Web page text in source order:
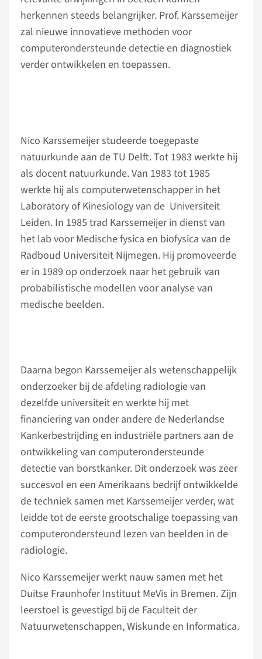
herkennen steeds belangrijker. Prof. Karssemeijer
zal nieuwe innovatieve methoden voor
computerondersteunde detectie en diagnostiek
verder ontwikkelen en toepassen.
Nico Karssemeijer studeerde toegepaste
natuurkunde aan de TU Delft. Tot 1983 werkte hij
als docent natuurkunde. Van 1983 tot 1985
werkte hij als computerwetenschapper in het
Laboratory of Kinesiology van de Universiteit
Leiden. In 1985 trad Karssemeijer in dienst van
het lab voor Medische fysica en biofysica van de
Radboud Universiteit Nijmegen. Hij promoveerde
er in 1989 op onderzoek naar het gebruik van
probabilistische modellen voor analyse van
medische beelden.
Daarna begon Karssemeijer als wetenschappelijk
onderzoeker bij de afdeling radiologie van
dezelfde universiteit en werkte hij met
financiering van onder andere de Nederlandse
Kankerbestrijding en industriële partners aan de
ontwikkeling van computerondersteunde
detectie van borstkanker. Dit onderzoek was zeer
succesvol en een Amerikaans bedrijf ontwikkelde
de techniek samen met Karssemeijer verder, wat
leidde tot de eerste grootschalige toepassing van
computerondersteund lezen van beelden in de
radiologie.
Nico Karssemeijer werkt nauw samen met het
Duitse Fraunhofer Instituut MeVis in Bremen. Zijn
leerstoel is gevestigd bij de Faculteit der
Natuurwetenschappen, Wiskunde en Informatica.